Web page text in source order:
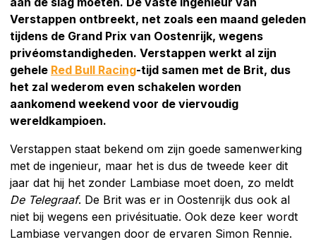
Verstappen ontbreekt, net zoals een maand geleden
tijdens de Grand Prix van Oostenrijk, wegens
privéomstandigheden. Verstappen werkt al zijn
gehele Red Bull Racing-tijd samen met de Brit, dus
het zal wederom even schakelen worden
aankomend weekend voor de viervoudig
wereldkampioen.
Verstappen staat bekend om zijn goede samenwerking
met de ingenieur, maar het is dus de tweede keer dit
jaar dat hij het zonder Lambiase moet doen, zo meldt
De Telegraaf. De Brit was er in Oostenrijk dus ook al
niet bij wegens een privésituatie. Ook deze keer wordt
Lambiase vervangen door de ervaren Simon Rennie.